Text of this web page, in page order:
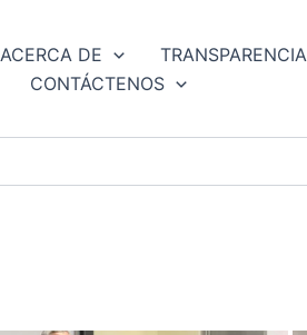
ACERCA DE TRANSPARENCIA
CONTÁCTENOS